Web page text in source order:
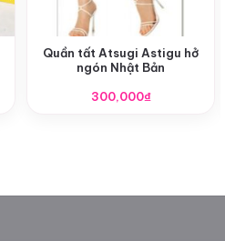
Quần tất Atsugi Astigu hở
ngón Nhật Bản
300,000₫